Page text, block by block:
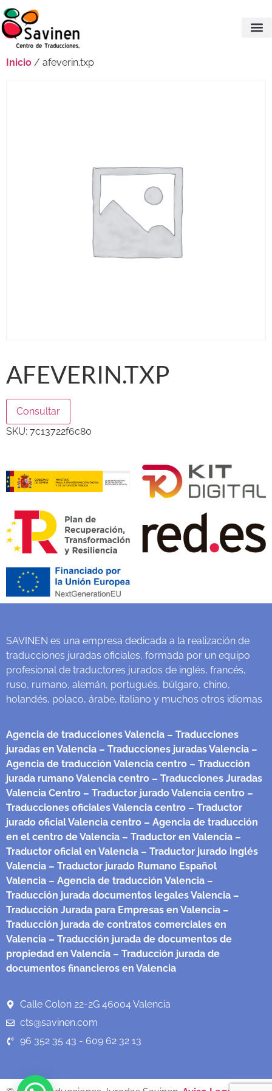
Inicio / afeverin.txp
AFEVERIN.TXP
Consultar
SKU: 7c13722f6c80
SAVINEN es una empresa dedicada a la realización de
traducciones juradas oficiales, formada por un equipo
profesional de traductores jurados de inglés, francés,
ruso, rumano, alemán, portugués, búlgaro, chino,
holandés, polaco, árabe, italiano y muchos otros idiomas
Agencia de traducciones Valencia – Traducciones
juradas en Valencia – Traducciones juradas Valencia –
Agencia de traducción Valencia centro – Traducción
jurada rumano Valencia centro – Traducciones Juradas
Valencia Centro – Traductor jurado Valencia centro –
Traducciones oficiales Valencia centro – Traductor
jurado oficial Valencia centro – Agencia de traducción
en el centro de Valencia – Traductor en Valencia –
Traductor oficial en Valencia – Traductor jurado inglés
Valencia – Traductor jurado Rumano Español
Valencia – Agencia de traducción Valencia –
Traducción jurada documentos legales Valencia –
Traducción Jurada para Empresas en Valencia –
Traducción jurada de contratos comerciales en
Valencia – Traducción jurada de documentos de
propiedad en Valencia – Traducción jurada de
documentos financieros en Valencia
Calle Colon 22-2G 46004 Valencia
cts@savinen.com
96 352 35 43 - 609 62 32 13